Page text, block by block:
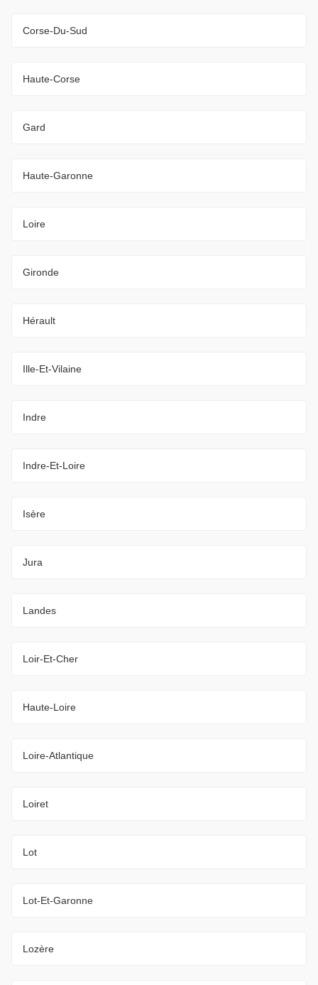
Corse-Du-Sud
Haute-Corse
Gard
Haute-Garonne
Loire
Gironde
Hérault
Ille-Et-Vilaine
Indre
Indre-Et-Loire
Isère
Jura
Landes
Loir-Et-Cher
Haute-Loire
Loire-Atlantique
Loiret
Lot
Lot-Et-Garonne
Lozère